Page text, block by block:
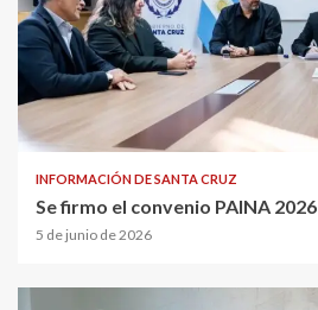
INFORMACIÓN DE SANTA CRUZ
Se firmo el convenio PAINA 2026
5 de junio de 2026